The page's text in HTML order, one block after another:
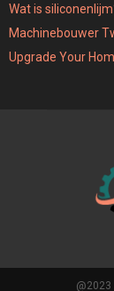
Wat is
Machinebouwer
Upgrade Your
@2023